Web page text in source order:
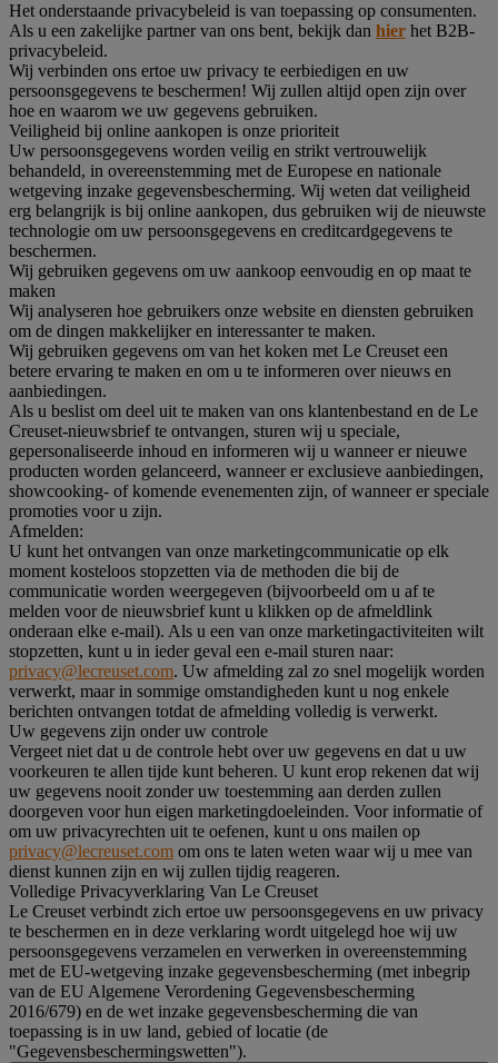
Het onderstaande privacybeleid is van toepassing op consumenten.
Als u een zakelijke partner van ons bent, bekijk dan hier het B2B-
privacybeleid.
Wij verbinden ons ertoe uw privacy te eerbiedigen en uw
persoonsgegevens te beschermen! Wij zullen altijd open zijn over
hoe en waarom we uw gegevens gebruiken.
Veiligheid bij online aankopen is onze prioriteit
Uw persoonsgegevens worden veilig en strikt vertrouwelijk
behandeld, in overeenstemming met de Europese en nationale
wetgeving inzake gegevensbescherming. Wij weten dat veiligheid
erg belangrijk is bij online aankopen, dus gebruiken wij de nieuwste
technologie om uw persoonsgegevens en creditcardgegevens te
beschermen.
Wij gebruiken gegevens om uw aankoop eenvoudig en op maat te
maken
Wij analyseren hoe gebruikers onze website en diensten gebruiken
om de dingen makkelijker en interessanter te maken.
Wij gebruiken gegevens om van het koken met Le Creuset een
betere ervaring te maken en om u te informeren over nieuws en
aanbiedingen.
Als u beslist om deel uit te maken van ons klantenbestand en de Le
Creuset-nieuwsbrief te ontvangen, sturen wij u speciale,
gepersonaliseerde inhoud en informeren wij u wanneer er nieuwe
producten worden gelanceerd, wanneer er exclusieve aanbiedingen,
showcooking- of komende evenementen zijn, of wanneer er speciale
promoties voor u zijn.
Afmelden:
U kunt het ontvangen van onze marketingcommunicatie op elk
moment kosteloos stopzetten via de methoden die bij de
communicatie worden weergegeven (bijvoorbeeld om u af te
melden voor de nieuwsbrief kunt u klikken op de afmeldlink
onderaan elke e-mail). Als u een van onze marketingactiviteiten wilt
stopzetten, kunt u in ieder geval een e-mail sturen naar:
privacy@lecreuset.com. Uw afmelding zal zo snel mogelijk worden
verwerkt, maar in sommige omstandigheden kunt u nog enkele
berichten ontvangen totdat de afmelding volledig is verwerkt.
Uw gegevens zijn onder uw controle
Vergeet niet dat u de controle hebt over uw gegevens en dat u uw
voorkeuren te allen tijde kunt beheren. U kunt erop rekenen dat wij
uw gegevens nooit zonder uw toestemming aan derden zullen
doorgeven voor hun eigen marketingdoeleinden. Voor informatie of
om uw privacyrechten uit te oefenen, kunt u ons mailen op
privacy@lecreuset.com om ons te laten weten waar wij u mee van
dienst kunnen zijn en wij zullen tijdig reageren.
Volledige Privacyverklaring Van Le Creuset
Le Creuset verbindt zich ertoe uw persoonsgegevens en uw privacy
te beschermen en in deze verklaring wordt uitgelegd hoe wij uw
persoonsgegevens verzamelen en verwerken in overeenstemming
met de EU-wetgeving inzake gegevensbescherming (met inbegrip
van de EU Algemene Verordening Gegevensbescherming
2016/679) en de wet inzake gegevensbescherming die van
toepassing is in uw land, gebied of locatie (de
"Gegevensbeschermingswetten").